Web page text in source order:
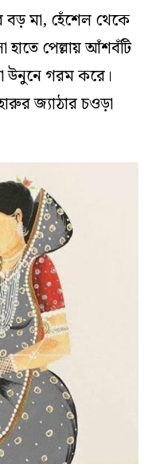
মা, হেঁশেল থেকে
পেল্লায় আঁশবঁটি
উনুনে গরম করে।
জ্যাঠার চওড়া